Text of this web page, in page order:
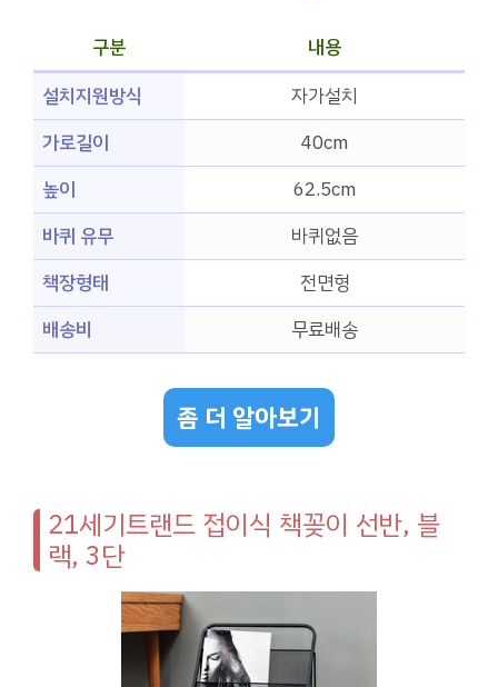
구분
내용
설치지원방식
자가설치
가로길이
40cm
높이
62.5cm
바퀴 유무
바퀴없음
책장형태
전면형
배송비
무료배송
좀 더 알아보기
21세기트랜드 접이식 책꽂이 선반, 블
랙, 3단